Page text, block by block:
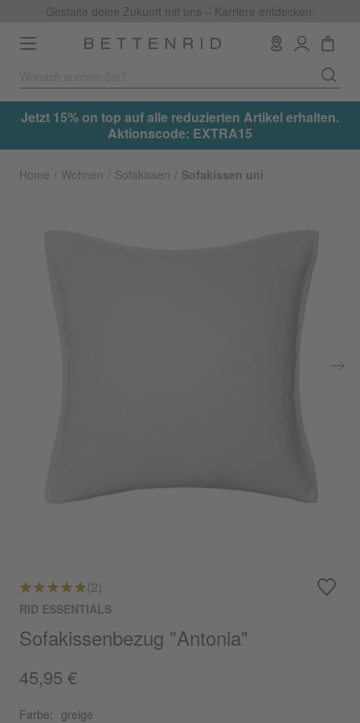
Gestalte deine Zukunft mit uns – Karriere entdecken.
Toggle
navigation
Jetzt 15% on top auf alle reduzierten Artikel erhalten.
Aktionscode: EXTRA15
Home Wohnen Sofakissen Sofakissen uni
(2)
RID ESSENTIALS
Sofakissenbezug "Antonia"
45,95 €
Farbe: greige